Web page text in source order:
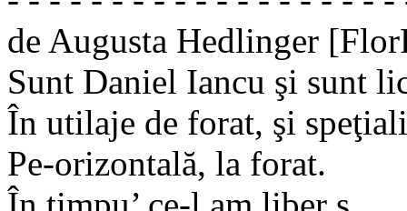
de Augusta Hedlinger
Sunt Daniel Iancu şi sunt
În utilaje de forat, şi
Pe-orizontală, la forat.